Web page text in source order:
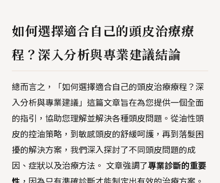
如何選擇適合自己的頭皮治療療
程？深入分析與專業建議結論
總而言之，「如何選擇適合自己的頭皮治療療程？深
入分析與專業建議」這篇文章旨在為您提供一個全面
的指引，協助您理解並解決各種頭皮問題。從油性頭
皮的控油策略，到敏感頭皮的舒緩呵護，再到落髮困
擾的解決方案，我們深入探討了不同頭皮問題的成
因、症狀以及治療方法。 文章強調了專業診斷的重要